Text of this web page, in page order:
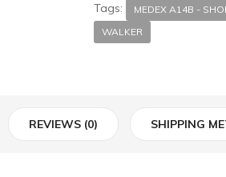
Tags: MEDEX A14B -
WALKER
REVIEWS (0) SHIPPING